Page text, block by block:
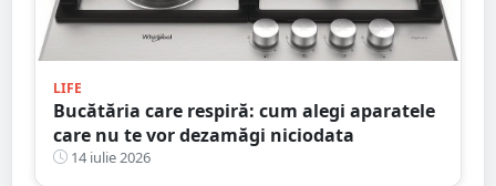
LIFE
Bucătăria care respiră: cum alegi aparatele
care nu te vor dezamăgi niciodata
14 iulie 2026